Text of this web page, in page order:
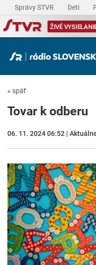
Správy STVR Deti
ŽIVÉ
« späť
Tovar k odberu
06. 11. 2024 06:52 |